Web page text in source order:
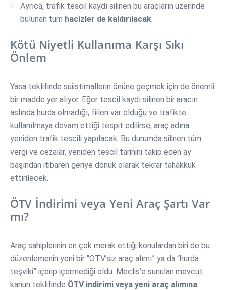
Ayrıca, trafik tescil kaydı silinen bu araçların üzerinde
bulunan tüm hacizler de kaldırılacak
Kötü Niyetli Kullanıma Karşı Sıkı
Önlem
Yasa teklifinde suiistimallerin önüne geçmek için de önemli
bir madde yer alıyor. Eğer tescil kaydı silinen bir aracın
aslında hurda olmadığı, fiilen var olduğu ve trafikte
kullanılmaya devam ettiği tespit edilirse, araç adına
yeniden trafik tescili yapılacak. Bu durumda silinen tüm
vergi ve cezalar, yeniden tescil tarihini takip eden ay
başından itibaren geriye dönük olarak tekrar tahakkuk
ettirilecek.
ÖTV İndirimi veya Yeni Araç Şartı Var
mı?
Araç sahiplerinin en çok merak ettiği konulardan biri de bu
düzenlemenin yeni bir “ÖTV’siz araç alımı” ya da “hurda
teşviki” içerip içermediği oldu. Meclis’e sunulan mevcut
kanun teklifinde ÖTV indirimi veya yeni araç alımına